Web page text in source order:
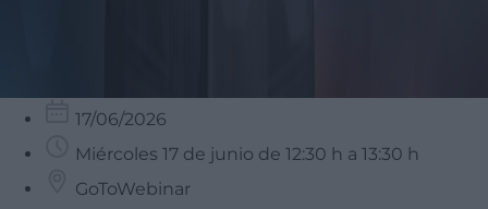
17/06/2026
Miércoles 17 de junio de 12:30 h a 13:30 h
GoToWebinar